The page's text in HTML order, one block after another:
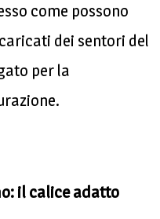
come possono
dei sentori del
per la
il calice adatto